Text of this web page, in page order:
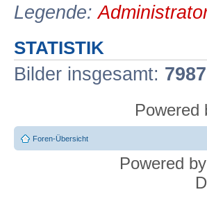
Legende:
STATISTIK
Bilder insgesamt: 7987
Powered
Foren-Übersicht
Powered by